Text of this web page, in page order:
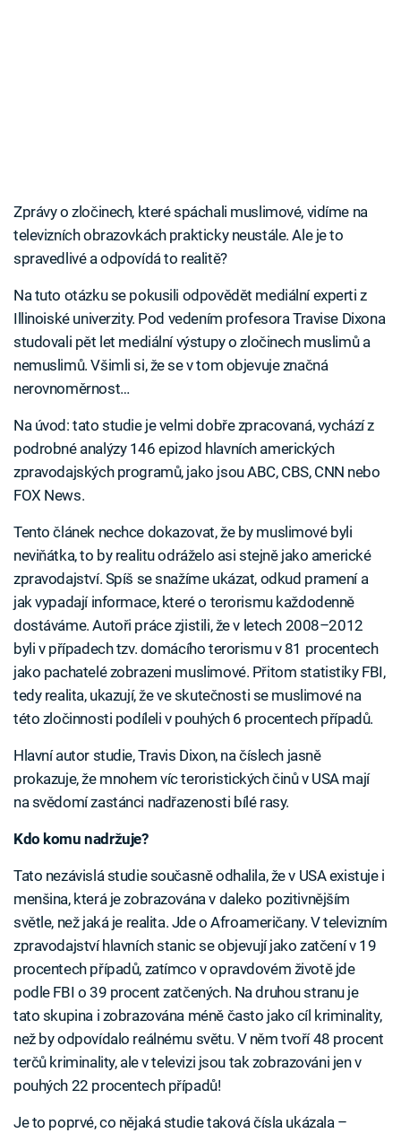
Zprávy o zločinech, které spáchali muslimové, vidíme na
televizních obrazovkách prakticky neustále. Ale je to
spravedlivé a odpovídá to realitě?
Na tuto otázku se pokusili odpovědět mediální experti z
Illinoiské univerzity. Pod vedením profesora Travise Dixona
studovali pět let mediální výstupy o zločinech muslimů a
nemuslimů. Všimli si, že se v tom objevuje značná
nerovnoměrnost…
Na úvod: tato studie je velmi dobře zpracovaná, vychází z
podrobné analýzy 146 epizod hlavních amerických
zpravodajských programů, jako jsou ABC, CBS, CNN nebo
FOX News.
Tento článek nechce dokazovat, že by muslimové byli
neviňátka, to by realitu odráželo asi stejně jako americké
zpravodajství. Spíš se snažíme ukázat, odkud pramení a
jak vypadají informace, které o terorismu každodenně
dostáváme. Autoři práce zjistili, že v letech 2008–2012
byli v případech tzv. domácího terorismu v 81 procentech
jako pachatelé zobrazeni muslimové. Přitom statistiky FBI,
tedy realita, ukazují, že ve skutečnosti se muslimové na
této zločinnosti podíleli v pouhých 6 procentech případů.
Hlavní autor studie, Travis Dixon, na číslech jasně
prokazuje, že mnohem víc teroristických činů v USA mají
na svědomí zastánci nadřazenosti bílé rasy.
Kdo komu nadržuje?
Tato nezávislá studie současně odhalila, že v USA existuje i
menšina, která je zobrazována v daleko pozitivnějším
světle, než jaká je realita. Jde o Afroameričany. V televizním
zpravodajství hlavních stanic se objevují jako zatčení v 19
procentech případů, zatímco v opravdovém životě jde
podle FBI o 39 procent zatčených. Na druhou stranu je
tato skupina i zobrazována méně často jako cíl kriminality,
než by odpovídalo reálnému světu. V něm tvoří 48 procent
terčů kriminality, ale v televizi jsou tak zobrazováni jen v
pouhých 22 procentech případů!
Je to poprvé, co nějaká studie taková čísla ukázala –